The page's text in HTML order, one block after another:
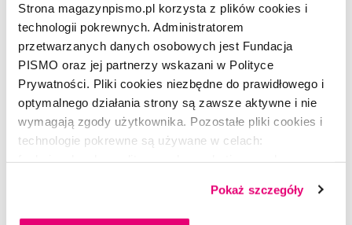
Strona magazynpismo.pl korzysta z plików cookies i
technologii pokrewnych. Administratorem
przetwarzanych danych osobowych jest Fundacja
PISMO oraz jej partnerzy wskazani w Polityce
Prywatności. Pliki cookies niezbędne do prawidłowego i
optymalnego działania strony są zawsze aktywne i nie
wymagają zgody użytkownika. Pozostałe pliki cookies i
technologie pokrewne są używane w celach:
dobrowolną zgodę na pliki cookies i technologie
pokrewne, zgadzasz się na przechowywanie informacji
Pokaż szczegóły
Masz konto? Zaloguj się
Marta Mitek–(ur. 1987), niegdyś związana z kwartalnikiem
„Fashion Magazine”, teraz pracuje dla portalu gospodarczego
Forsal.pl. Publikowała m.in. w „Magazynie Dziennika Gazety
Prawnej”, „Zwykłym Życiu” i „G'rls”. Ghostwriterka, autorka